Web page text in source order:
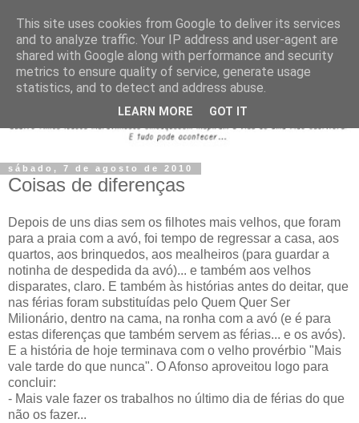
sábado, 7 de agosto de 2010
Coisas de diferenças
Depois de uns dias sem os filhotes mais velhos, que foram
para a praia com a avó, foi tempo de regressar a casa, aos
quartos, aos brinquedos, aos mealheiros (para guardar a
notinha de despedida da avó)... e também aos velhos
disparates, claro. E também às histórias antes do deitar, que
nas férias foram substituídas pelo Quem Quer Ser
Milionário, dentro na cama, na ronha com a avó (e é para
estas diferenças que também servem as férias... e os avós).
E a história de hoje terminava com o velho provérbio "Mais
vale tarde do que nunca". O Afonso aproveitou logo para
concluir:
- Mais vale fazer os trabalhos no último dia de férias do que
não os fazer...
This site uses cookies from Google to deliver its services
and to analyze traffic. Your IP address and user-agent are
shared with Google along with performance and security
metrics to ensure quality of service, generate usage
statistics, and to detect and address abuse.
LEARN MORE GOT IT